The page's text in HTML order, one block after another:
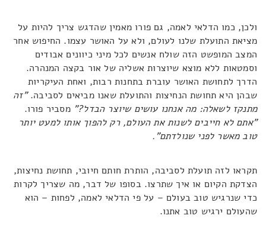
ולכן, כמו הדלאי לאמה, גם פורו מאמין שהדגש צריך להיות על
מציאת התועלת שלנו לעולם, ולא על האושר עצמו. החיפוש אחר
המצב המופשט הזה שולח אנשים לכל מיני כיוונים אבודים
וסמטאות ללא מוצא שיוצרות אשליה של אור בקצה המנהרה.
הדרך לתחושת האושר עוברת בתחנות רבות, ואחת העיקריות
שבהן היא תחושת הנחיצות והתועלת שאנו מביאים לסביבה."זה
מתנקז לשאלה: מה אנחנו עושים שיוצר הבדל?" מסביר פורו.
"אתם לא חייבים לשנות את העולם, רק להפוך אותו למעט יותר
טוב מאשר לפני שנולדתם".
תקראו לזה תועלת לסביבה, הותרת חותם חיובי, תחושת נחיצות,
הצדקת הקיום או איך שתרצו. בסופו של דבר, מה שצריך לקרות
כדי שנרגיש טוב בעולם – על פי הדלאי לאמה, לפחות – הוא
שהעולם ירגיש טוב אתנו.